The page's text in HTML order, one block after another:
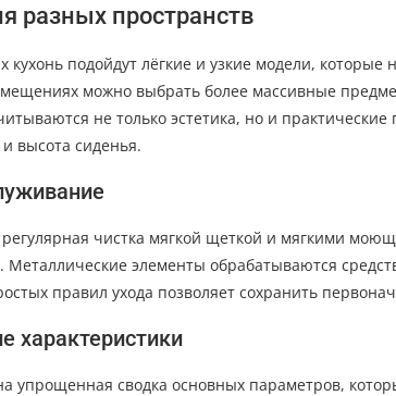
разных пространств
кухонь подойдут лёгкие и узкие модели,
можно выбрать более массивные
не только эстетика, но и
высота сиденья.
регулярная чистка мягкой щеткой и мягкими
Металлические элементы обрабатываются
правил ухода позволяет сохранить
характеристики
упрощенная сводка основных параметров,